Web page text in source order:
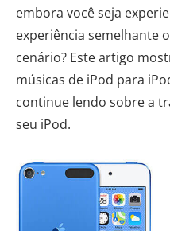
embora você seja
experiência semelhante
cenário? Este artigo
músicas de iPod para
continue lendo sobre a
seu iPod.